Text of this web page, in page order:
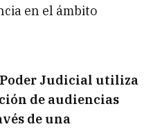
en el ámbito
Judicial utiliza
de audiencias
de una